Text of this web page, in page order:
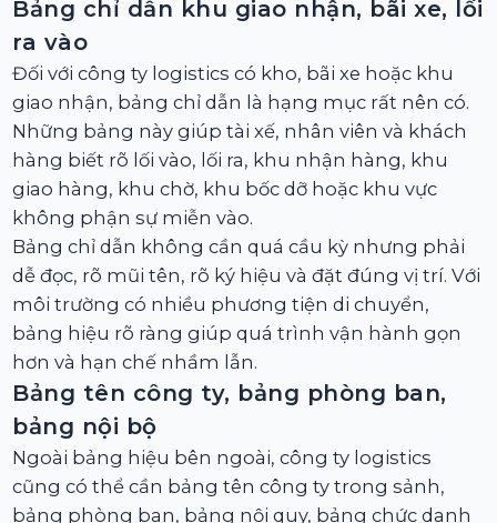
Bảng chỉ dẫn khu giao nhận, bãi xe, lối
ra vào
Đối với công ty logistics có kho, bãi xe hoặc khu
giao nhận, bảng chỉ dẫn là hạng mục rất nên có.
Những bảng này giúp tài xế, nhân viên và khách
hàng biết rõ lối vào, lối ra, khu nhận hàng, khu
giao hàng, khu chờ, khu bốc dỡ hoặc khu vực
không phận sự miễn vào.
Bảng chỉ dẫn không cần quá cầu kỳ nhưng phải
dễ đọc, rõ mũi tên, rõ ký hiệu và đặt đúng vị trí. Với
môi trường có nhiều phương tiện di chuyển,
bảng hiệu rõ ràng giúp quá trình vận hành gọn
hơn và hạn chế nhầm lẫn.
Bảng tên công ty, bảng phòng ban,
bảng nội bộ
Ngoài bảng hiệu bên ngoài, công ty logistics
cũng có thể cần bảng tên công ty trong sảnh,
bảng phòng ban, bảng nội quy, bảng chức danh